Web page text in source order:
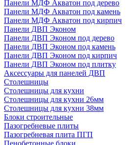
Панели МДФ Акватон под дерево
Панели МДФ Акватон под камень
Панели МДФ Акватон под кирпич
Панели ДВП Эконом
Панели ДВП Эконом под дерево
Панели ДВП Эконом под камень
Панели ДВП Эконом под кирпич
Панели ДВП Эконом под плитку
Аксессуары для панелей ДВП
Столешницы
Столешницы для кухни
Столешницы для кухни 26мм
Столешницы для кухни 38мм
Блоки строительные
Пазогребневые плиты
Пазогребневая плита ПГП
Пенобетонные блоки